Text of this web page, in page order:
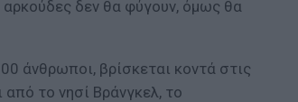
αρκούδες δεν θα φύγουν, όμως θα
άνθρωποι, βρίσκεται κοντά στις
το νησί Βράνγκελ, το